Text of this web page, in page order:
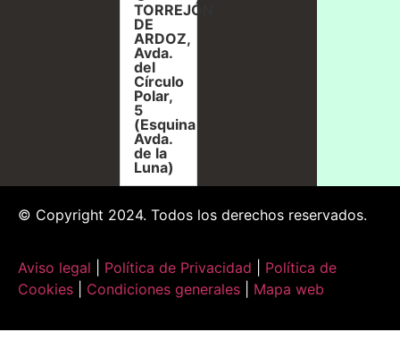
TORREJÓN
DE
ARDOZ,
Avda.
del
Círculo
Polar,
5
(Esquina
Avda.
de la
Luna)
© Copyright 2024. Todos los derechos reservados.
Aviso legal Política de Privacidad
Política de
Cookies
Condiciones generales Mapa web